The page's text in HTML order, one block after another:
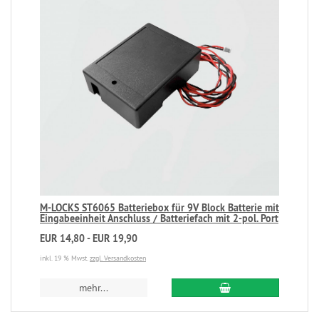
M-LOCKS ST6065 Batteriebox für 9V Block Batterie mit
Eingabeeinheit Anschluss / Batteriefach mit 2-pol. Port
EUR 14,80 - EUR 19,90
inkl. 19 % Mwst.zzgl. Versandkosten
mehr...